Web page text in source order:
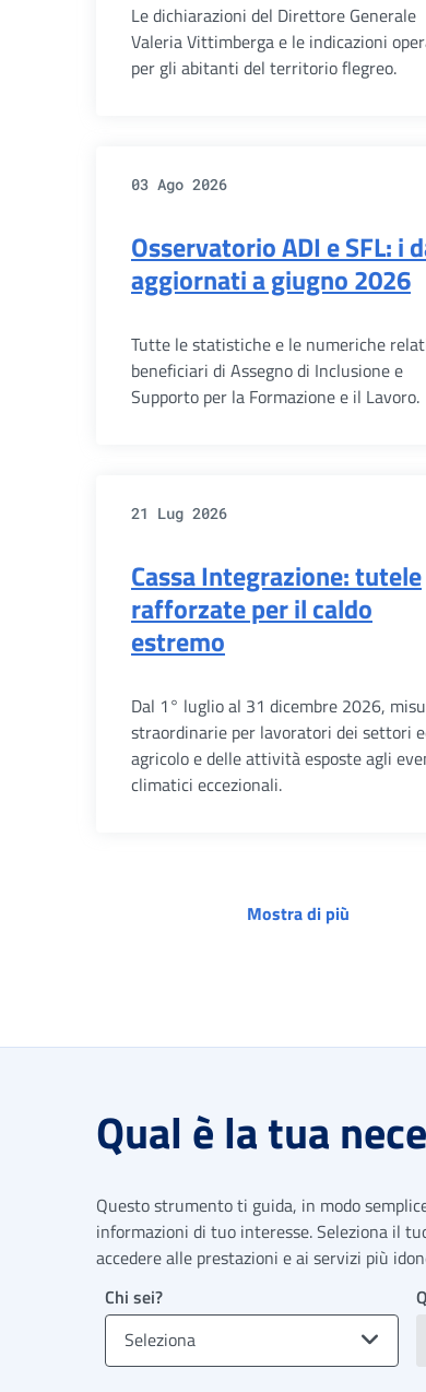
Le dichiarazioni del Direttore Generale
Valeria Vittimberga e le indicazioni
per gli abitanti del territorio flegreo.
03 Ago 2026
Osservatorio ADI e SFL: i
aggiornati a giugno 2026
Tutte le statistiche e le numeriche
beneficiari di Assegno di Inclusione e
Supporto per la Formazione e il Lavoro.
21 Lug 2026
Cassa Integrazione: tutele
rafforzate per il caldo
estremo
Dal 1° luglio al 31 dicembre 2026,
straordinarie per lavoratori dei settori
agricolo e delle attività esposte agli
climatici eccezionali.
Mostra di più
Qual è la tua
Questo strumento ti guida, in modo
informazioni di tuo interesse. Seleziona il
accedere alle prestazioni e ai servizi più
Chi sei?
Seleziona